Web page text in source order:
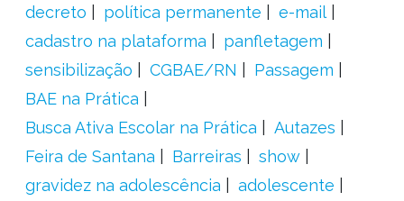
decreto
política permanente
e-mail
cadastro na plataforma
panfletagem
sensibilização
CGBAE/RN
Passagem
BAE na Prática
Busca Ativa Escolar na Prática
Autazes
Feira de Santana
Barreiras
show
gravidez na adolescência
adolescente